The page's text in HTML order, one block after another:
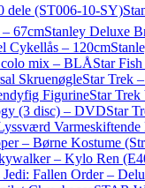
dele (ST006-10-SY)
67cmStanley Deluxe
Cykellås – 120cm
mix – BLÅStar
SkruenøgleStar Trek
FigurineStar
(3 disc) – DVDStar
– Børne Kostume
– Kylo Ren
Jedi: Fallen Order –